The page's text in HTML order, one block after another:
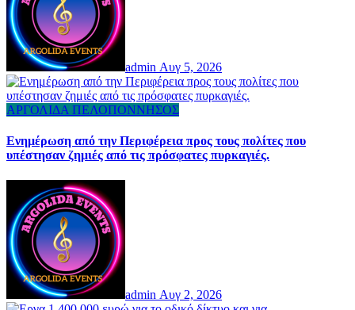
admin Αυγ 5, 2026
ΑΡΓΟΛΙΔΑ ΠΕΛΟΠΟΝΝΗΣΟΣ
Ενημέρωση από την Περιφέρεια προς τους πολίτες που
υπέστησαν ζημιές από τις πρόσφατες πυρκαγιές.
admin Αυγ 2, 2026